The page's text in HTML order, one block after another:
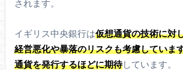
されます。
イギリス中央銀行は仮想通貨の技術に対
経営悪化や暴落のリスクも考慮していま
通貨を発行するほどに期待しています。